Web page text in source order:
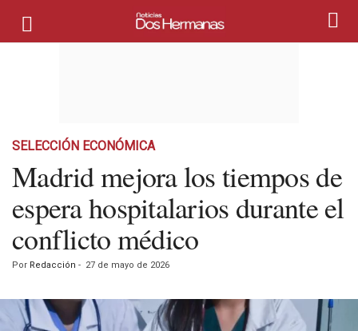
SELECCIÓN ECONÓMICA
Madrid mejora los tiempos de
espera hospitalarios durante el
conflicto médico
Por Redacción - 27 de mayo de 2026